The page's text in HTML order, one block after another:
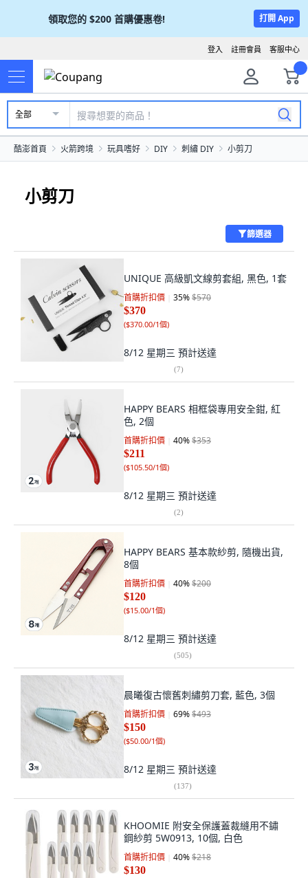
領取您的 $200 首購優惠卷! 打開 App
客服中心
註冊會員
登入
全部
酷澎首頁 火箭跨境 玩具嗜好 DIY 刺繡 DIY 小剪刀
小剪刀
篩選器
UNIQUE 高級凱文線剪套組, 黑色, 1套
首購折扣價 35%$570
$370
($370.00/1個)
8/12 星期三 預計送達
(7)
HAPPY BEARS 相框袋專用安全鉗, 紅
色, 2個
首購折扣價 40%$353
$211
($105.50/1個)
8/12 星期三 預計送達
(2)
HAPPY BEARS 基本款紗剪, 隨機出貨,
8個
首購折扣價 40%$200
$120
($15.00/1個)
8/12 星期三 預計送達
(505)
晨曦復古懷舊刺繡剪刀套, 藍色, 3個
首購折扣價 69%$493
$150
($50.00/1個)
8/12 星期三 預計送達
(137)
KHOOMIE 附安全保護蓋裁縫用不鏽
鋼紗剪 5W0913, 10個, 白色
首購折扣價 40%$218
$130